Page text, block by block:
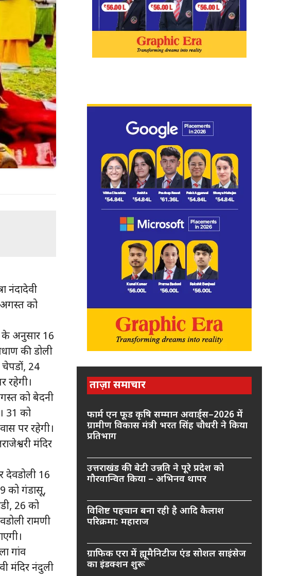
नंदादेवी
को
के अनुसार 16
की डोली
24
रहेगी।
को बेदनी
31 को
पर रहेगी।
मंदिर
देवडोली 16
को गंडासू,
26 को
रामणी
गांव
मंदिर नंदुली
ताज़ा समाचार
फार्म एन फूड कृषि सम्मान अवार्ड्स–2026 में
ग्रामीण विकास मंत्री भरत सिंह चौधरी ने किया
प्रतिभाग
उत्तराखंड की बेटी उन्नति ने पूरे प्रदेश को
गौरवान्वित किया – अभिनव थापर
विशिष्ट पहचान बना रही है आदि कैलाश
परिक्रमा: महाराज
ग्राफिक एरा में ह्यूमैनिटीज एंड सोशल साइंसेज
का इंडक्शन शुरू